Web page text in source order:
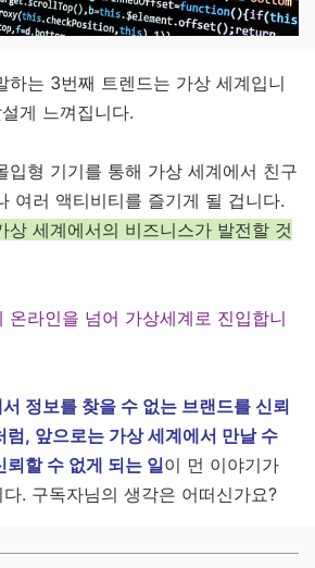
하는 3번째 트렌드는 가상 세계입니
게 느껴집니다.
입형 기기를 통해 가상 세계에서 친구
여러 액티비티를 즐기게 될 겁니다.
상 세계에서의 비즈니스가 발전할 것
온라인을 넘어 가상세계로 진입합니
정보를 찾을 수 없는 브랜드를 신뢰
럼, 앞으로는 가상 세계에서 만날 수
뢰할 수 없게 되는 일이 먼 이야기가
. 구독자님의 생각은 어떠신가요?